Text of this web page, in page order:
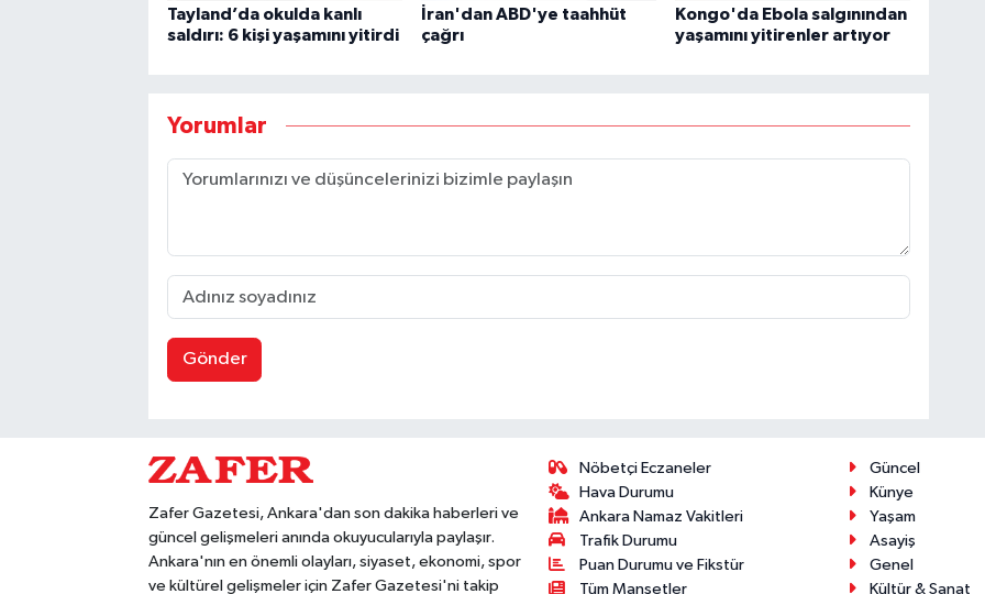
Tayland’da okulda kanlı
İran'dan ABD'ye taahhüt
Kongo'da Ebola salgınından
Gönder
Zafer Gazetesi, Ankara'dan son dakika haberleri ve
güncel gelişmeleri anında okuyucularıyla paylaşır.
Ankara'nın en önemli olayları, siyaset, ekonomi, spor
Nöbetçi Eczaneler
Hava Durumu
Ankara Namaz Vakitleri
Trafik Durumu
Puan Durumu ve Fikstür
Güncel
Künye
Yaşam
Asayiş
Genel